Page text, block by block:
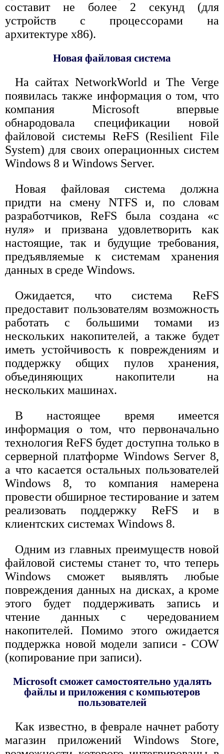
составит не более 2 секунд (для
устройств с процессорами на
архитектуре x86).
Новая файловая система
На сайтах NetworkWorld и The Verge
появилась также информация о том, что
компания Microsoft впервые
обнародовала спецификации новой
файловой системы ReFS (Resilient File
System) для своих операционных систем
Windows 8 и Windows Server.
Новая файловая система должна
придти на смену NTFS и, по словам
разработчиков, ReFS была создана «с
нуля» и призвана удовлетворить как
настоящие, так и будущие требования,
предъявляемые к системам хранения
данных в среде Windows.
Ожидается, что система ReFS
предоставит пользователям возможность
работать с большими томами из
нескольких накопителей, а также будет
иметь устойчивость к повреждениям и
поддержку общих пулов хранения,
объединяющих накопители на
нескольких машинах.
В настоящее время имеется
информация о том, что первоначально
технология ReFS будет доступна только в
серверной платформе Windows Server 8,
а что касается остальных пользователей
Windows 8, то компания намерена
провести обширное тестирование и затем
реализовать поддержку ReFS и в
клиентских системах Windows 8.
Одним из главных преимуществ новой
файловой системы станет то, что теперь
Windows сможет выявлять любые
повреждения данных на дисках, а кроме
этого будет поддерживать запись и
чтение данных с чередованием
накопителей. Помимо этого ожидается
поддержка новой модели записи - COW
(копирование при записи).
Microsoft сможет самостоятельно удалять
файлы и приложения с компьютеров
пользователей
Как известно, в феврале начнет работу
магазин приложений Windows Store,